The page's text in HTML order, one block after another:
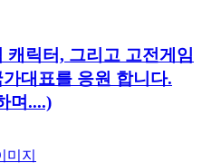
캐릭터, 그리고 고전게임
대표를 응원 합니다.
며....)